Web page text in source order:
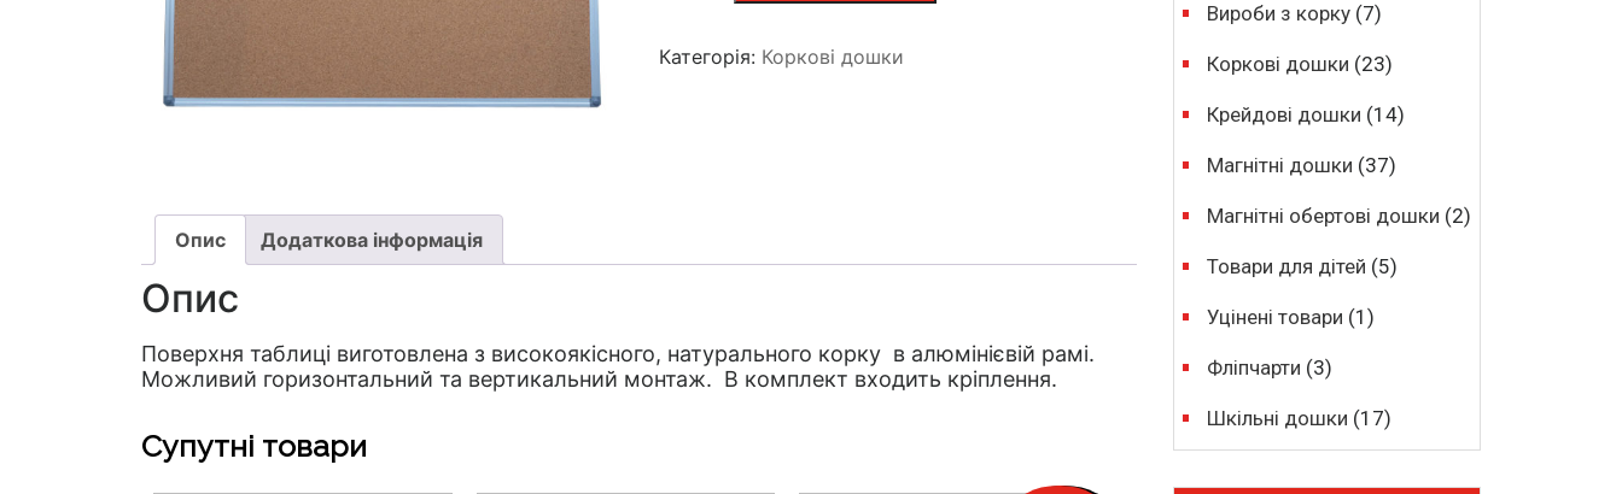
Категорія: Коркові дошки
Опис Додаткова інформація
Опис
Поверхня таблиці виготовлена з високоякісного, натурального корку в алюмінієвій рамі.
Можливий горизонтальний та вертикальний монтаж. В комплект входить кріплення.
Супутні товари
Вироби з корку (7)
Коркові дошки (23)
Крейдові дошки (14)
Магнітні дошки (37)
Магнітні обертові дошки (2)
Товари для дітей (5)
Уцінені товари (1)
Фліпчарти (3)
Шкільні дошки (17)